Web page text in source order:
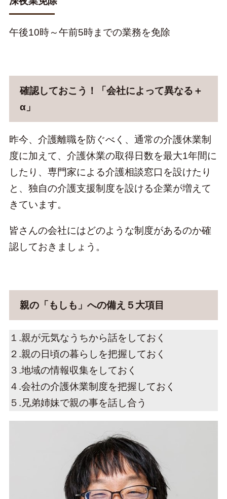
午後10時～午前5時までの業務を免除
確認しておこう！「会社によって異なる＋
α」
昨今、介護離職を防ぐべく、通常の介護休業制
度に加えて、介護休業の取得日数を最大1年間に
したり、専門家による介護相談窓口を設けたり
と、独自の介護支援制度を設ける企業が増えて
きています。
皆さんの会社にはどのような制度があるのか確
認しておきましょう。
親の「もしも」への備え５大項目
１.親が元気なうちから話をしておく
２.親の日頃の暮らしを把握しておく
３.地域の情報収集をしておく
４.会社の介護休業制度を把握しておく
５.兄弟姉妹で親の事を話し合う